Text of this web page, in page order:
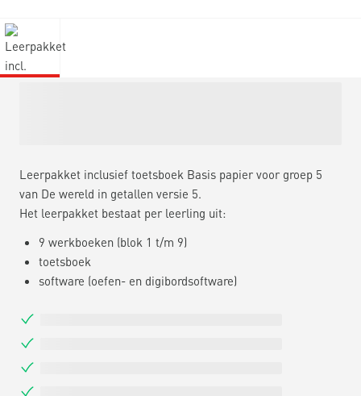
Leerpakket inclusief toetsboek Basis papier voor groep 5
van De wereld in getallen versie 5.
Het leerpakket bestaat per leerling uit:
9 werkboeken (blok 1 t/m 9)
toetsboek
software (oefen- en digibordsoftware)